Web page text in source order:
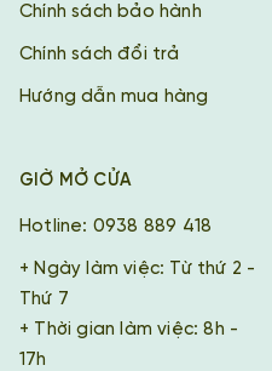
Chính sách bảo hành
Chính sách đổi trả
Hướng dẫn mua hàng
GIỜ MỞ CỬA
Hotline: 0938 889 418
+ Ngày làm việc: Từ thứ 2 -
Thứ 7
+ Thời gian làm việc: 8h -
17h